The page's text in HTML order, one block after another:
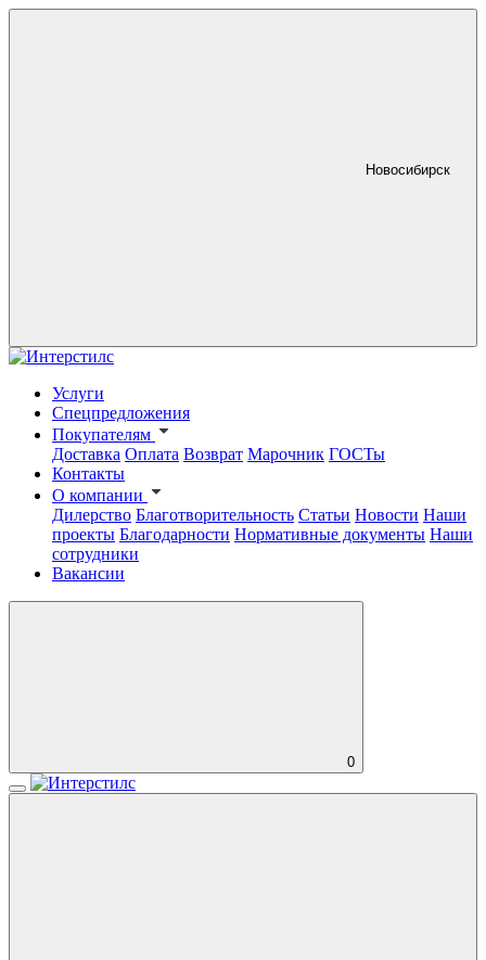
Новосибирск
Услуги
Спецпредложения
Покупателям
Доставка Оплата Возврат Марочник ГОСТы
Контакты
О компании
Дилерство Благотворительность Статьи Новости Наши
проекты Благодарности Нормативные документы Наши
сотрудники
Вакансии
0